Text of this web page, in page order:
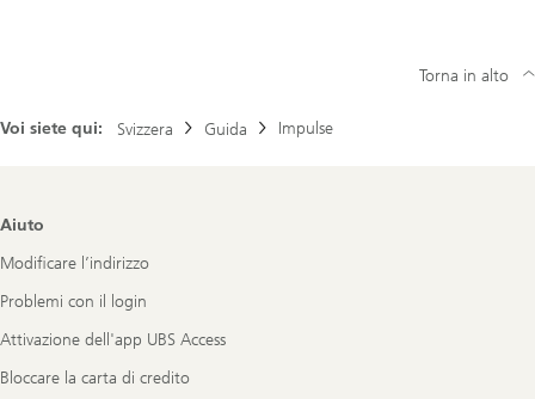
Voi siete qui: Svizzera Guida Impulse
Torna in alto
Footer
Aiuto
Modificare l’indirizzo
Problemi con il login
Attivazione dell'app UBS Access
Bloccare la carta di credito